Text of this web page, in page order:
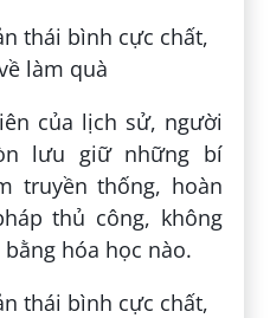
của lịch sử, người
lưu giữ những bí
truyền thống, hoàn
thủ công, không
hóa học nào.